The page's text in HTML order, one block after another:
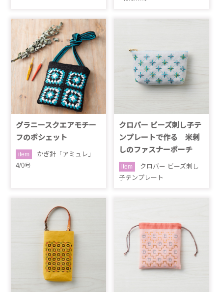
グラニースクエアモチー
フのポシェット
item
かぎ針「アミュレ」
4/0号
クロバー ビーズ刺し子テ
ンプレートで作る 米刺
しのファスナーポーチ
item
クロバー ビーズ刺し
子テンプレート